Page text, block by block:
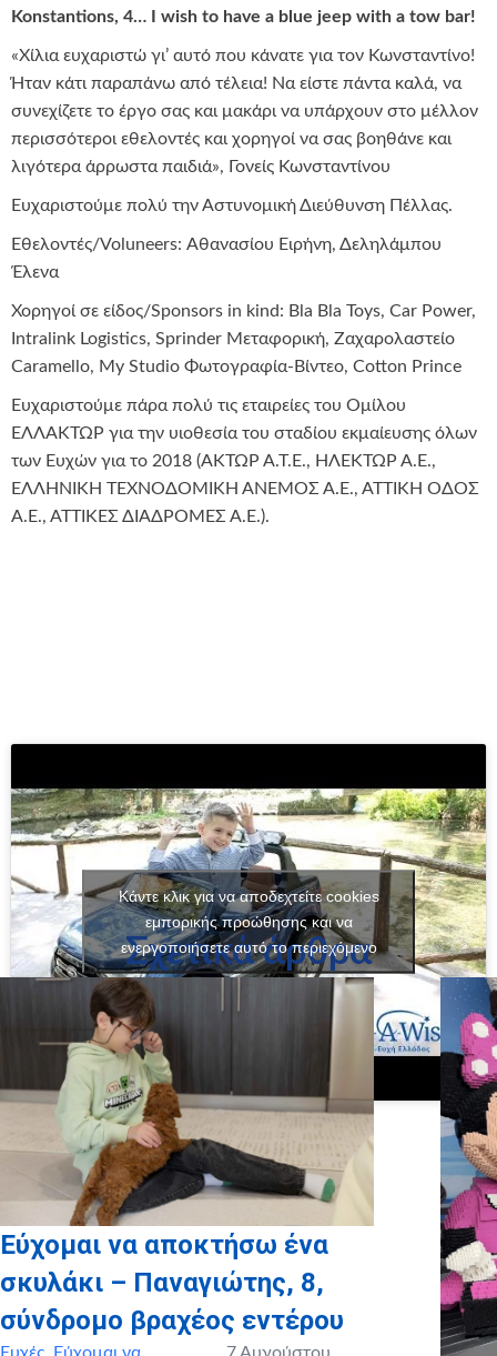
Konstantions, 4… I wish to have a blue jeep with a tow bar!
«Χίλια ευχαριστώ γι’ αυτό που κάνατε για τον Κωνσταντίνο!
Ήταν κάτι παραπάνω από τέλεια! Να είστε πάντα καλά, να
συνεχίζετε το έργο σας και μακάρι να υπάρχουν στο μέλλον
περισσότεροι εθελοντές και χορηγοί να σας βοηθάνε και
λιγότερα άρρωστα παιδιά», Γονείς Κωνσταντίνου
Ευχαριστούμε πολύ την Αστυνομική Διεύθυνση Πέλλας.
Εθελοντές/Voluneers: Αθανασίου Ειρήνη, Δεληλάμπου
Έλενα
Χορηγοί σε είδος/Sponsors in kind: Bla Bla Toys, Car Power,
Intralink Logistics, Sprinder Μεταφορική, Ζαχαρολαστείο
Caramello, My Studio Φωτογραφία-Βίντεο, Cotton Prince
Ευχαριστούμε πάρα πολύ τις εταιρείες του Ομίλου
ΕΛΛΑΚΤΩΡ για την υιοθεσία του σταδίου εκμαίευσης όλων
των Ευχών για το 2018 (ΑΚΤΩΡ Α.Τ.Ε., ΗΛΕΚΤΩΡ Α.Ε.,
ΕΛΛΗΝΙΚΗ ΤΕΧΝΟΔΟΜΙΚΗ ΑΝΕΜΟΣ Α.Ε., ΑΤΤΙΚΗ ΟΔΟΣ
Α.Ε., ΑΤΤΙΚΕΣ ΔΙΑΔΡΟΜΕΣ Α.Ε.).
Κάντε κλικ για να αποδεχτείτε cookies
εμπορικής προώθησης και να
ενεργοποιήσετε αυτό το περιεχόμενο
Σχετικά άρθρα
Εύχομαι να αποκτήσω ένα
σκυλάκι – Παναγιώτης, 8,
σύνδρομο βραχέος εντέρου